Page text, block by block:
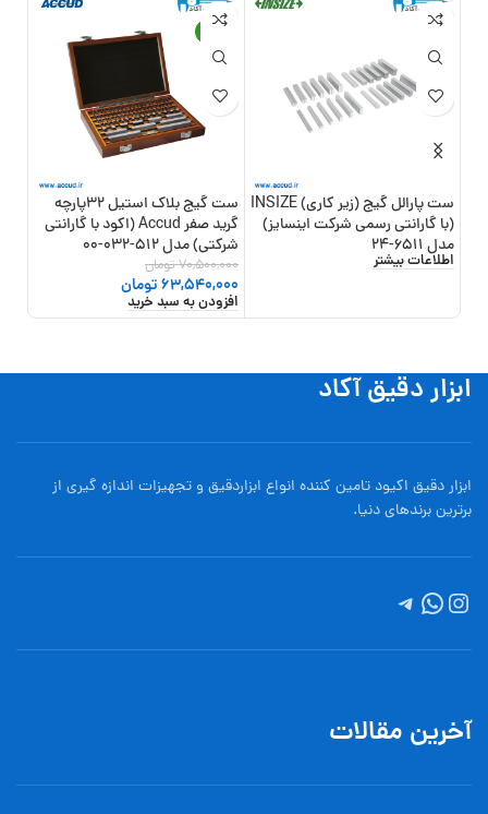
ست پارالل گیج (زیر کاری) INSIZE
(با گارانتی رسمی شرکت اینسایز)
مدل 6511-24
اطلاعات بیشتر
-10%
ست گیج بلاک استیل 32پارچه
گرید صفر Accud (اکود با گارانتی
شرکتی) مدل 512-032-00
70,500,000تومان
63,540,000تومان
افزودن به سبد خرید
ابزار دقیق آکاد
ابزار دقیق اکیود تامین کننده انواع ابزاردقيق و تجهيزات اندازه گیری از
برترین برندهای دنیا.
آخرین مقالات